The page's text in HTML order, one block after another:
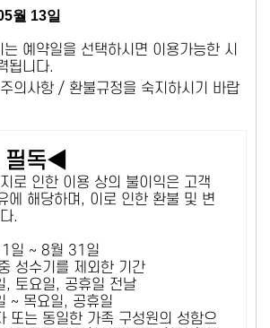
월 13일
예약일을 선택하시면 이용가능한 시
됩니다.
의사항 / 환불규정을 숙지하시기 바랍
필독◀
로 인한 이용 상의 불이익은 고객
에 해당하며, 이로 인한 환불 및 변
.
일 ~ 8월 31일
성수기를 제외한 기간
, 토요일, 공휴일 전날
~ 목요일, 공휴일
또는 동일한 가족 구성원의 성함으